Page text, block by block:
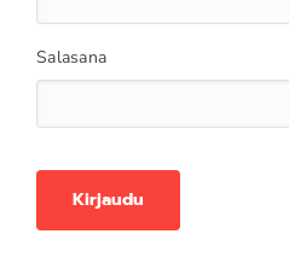
Salasana
Kirjaudu